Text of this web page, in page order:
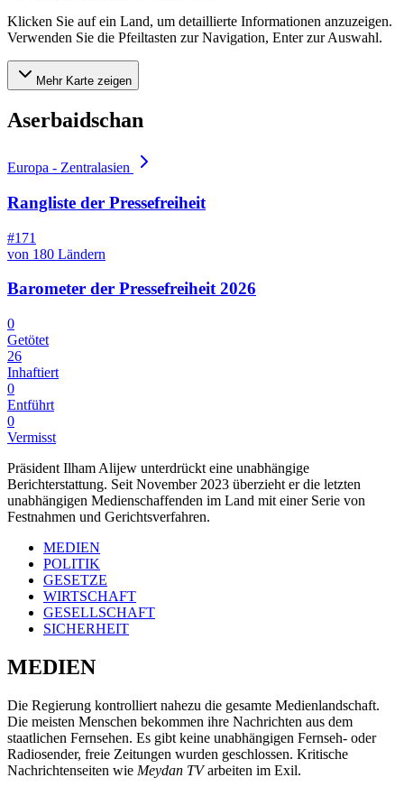
Klicken Sie auf ein Land, um detaillierte Informationen anzuzeigen.
Verwenden Sie die Pfeiltasten zur Navigation, Enter zur Auswahl.
Mehr Karte zeigen
Aserbaidschan
Europa - Zentralasien
Rangliste der Pressefreiheit
#171
von 180 Ländern
Barometer der Pressefreiheit 2026
0
Getötet
26
Inhaftiert
0
Entführt
0
Vermisst
Präsident Ilham Alijew unterdrückt eine unabhängige
Berichterstattung. Seit November 2023 überzieht er die letzten
unabhängigen Medienschaffenden im Land mit einer Serie von
Festnahmen und Gerichtsverfahren.
MEDIEN
POLITIK
GESETZE
WIRTSCHAFT
GESELLSCHAFT
SICHERHEIT
MEDIEN
Die Regierung kontrolliert nahezu die gesamte Medienlandschaft.
Die meisten Menschen bekommen ihre Nachrichten aus dem
staatlichen Fernsehen. Es gibt keine unabhängigen Fernseh- oder
Radiosender, freie Zeitungen wurden geschlossen. Kritische
Nachrichtenseiten wie Meydan TVarbeiten im Exil.